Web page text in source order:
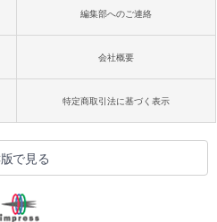
編集部へのご連絡
会社概要
特定商取引法に基づく表示
で見る